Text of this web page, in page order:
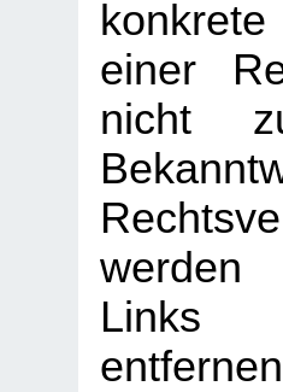
einer
nicht
werden
Links